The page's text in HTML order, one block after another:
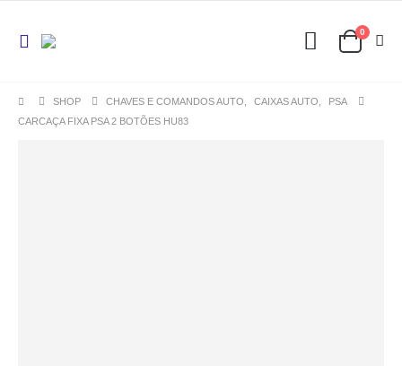
0
SHOP CHAVES E COMANDOS AUTO CAIXAS AUTO
PSA
CARCAÇA FIXA PSA 2 BOTÕES HU83